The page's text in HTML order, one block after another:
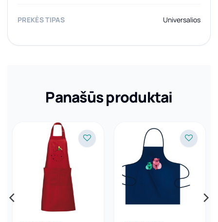
PREKĖS TIPAS Universalios
Panašūs produktai